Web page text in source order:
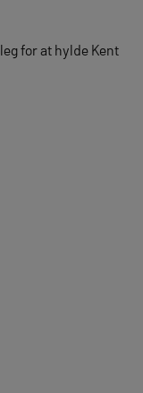
for at hylde Kent